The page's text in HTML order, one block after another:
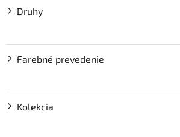
Druhy
Farebné prevedenie
Kolekcia